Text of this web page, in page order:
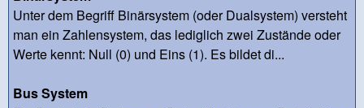
Unter dem Begriff Binärsystem (oder Dualsystem) versteht
man ein Zahlensystem, das lediglich zwei Zustände oder
Werte kennt: Null (0) und Eins (1). Es bildet di...
Bus System